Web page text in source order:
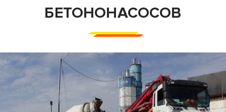
БЕТОНОНАСОСОВ